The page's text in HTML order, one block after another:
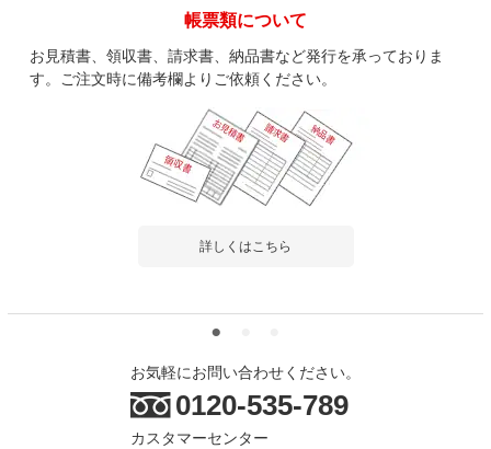
帳票類について
お見積書、領収書、請求書、納品書など発行を承っておりま
す。ご注文時に備考欄よりご依頼ください。
詳しくはこちら
お気軽にお問い合わせください。
0120-535-789
カスタマーセンター